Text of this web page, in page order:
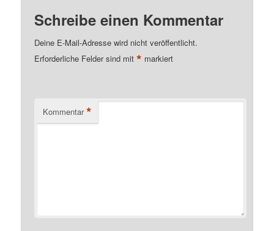
Schreibe einen Kommentar
Deine E-Mail-Adresse wird nicht veröffentlicht.
Erforderliche Felder sind mit* markiert
Kommentar *